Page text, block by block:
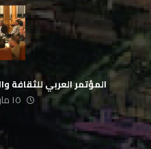
المؤتمر العربي للثقافة
١٥ مارس، ٢٠٢٠